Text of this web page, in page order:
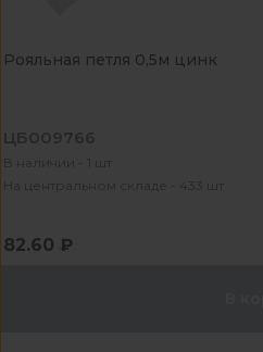
Рояльная петля 0,5м цинк
ЦБ009766
В наличии - 1 шт
На центральном складе - 433 шт
82.60 ₽